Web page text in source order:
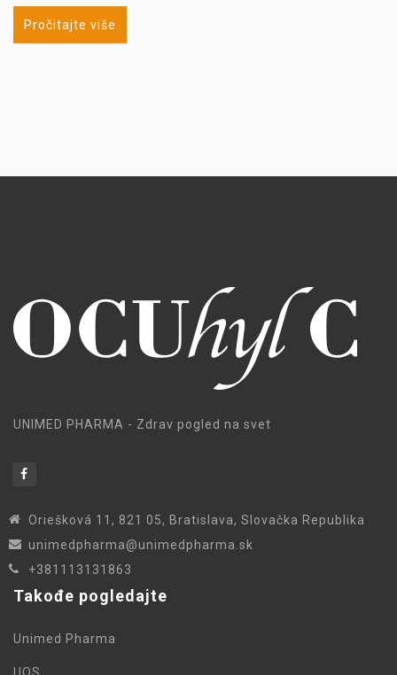
Pročitajte više
UNIMED PHARMA - Zdrav pogled na svet
Oriešková 11, 821 05, Bratislava, Slovačka Republika
unimedpharma@unimedpharma.sk
+381113131863
Takođe pogledajte
Unimed Pharma
UOS